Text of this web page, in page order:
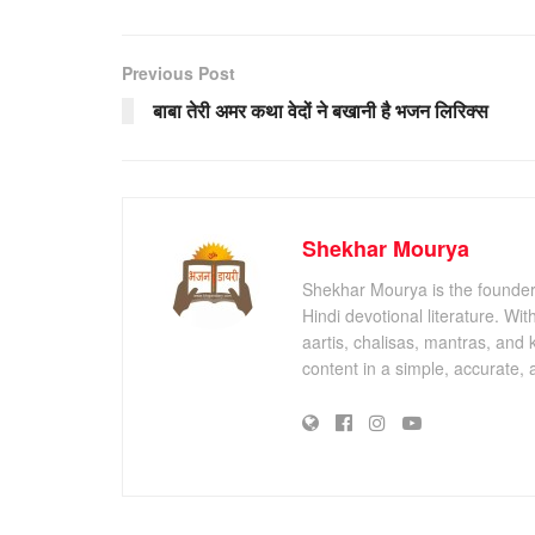
Previous Post
बाबा तेरी अमर कथा वेदों ने बखानी है भजन लिरिक्स
Shekhar Mourya
Shekhar Mourya is the
Hindi devotional literature.
aartis, chalisas, mantras, and
content in a simple, accurate,